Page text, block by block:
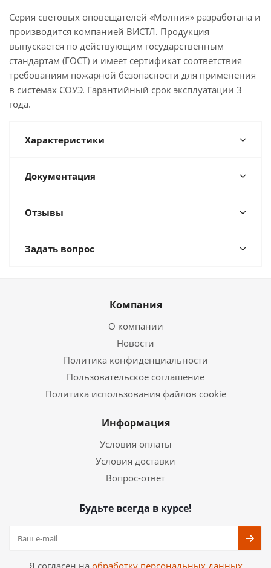
Серия световых оповещателей «Молния» разработана и
производится компанией ВИСТЛ. Продукция
выпускается по действующим государственным
стандартам (ГОСТ) и имеет сертификат соответствия
требованиям пожарной безопасности для применения
в системах СОУЭ. Гарантийный срок эксплуатации 3
года.
Характеристики
Документация
Отзывы
Задать вопрос
Компания
О компании
Новости
Политика конфиденциальности
Пользовательское соглашение
Политика использования файлов cookie
Информация
Условия оплаты
Условия доставки
Вопрос-ответ
Будьте всегда в курсе!
Я согласен на обработку персональных данных